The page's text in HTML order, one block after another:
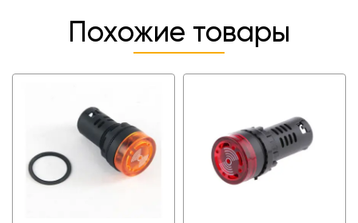
Похожие товары